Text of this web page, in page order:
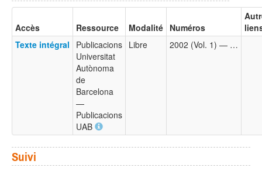
Accès Ressource Modalité Numéros
Texte intégral
Publicacions
Universitat
Autònoma
de
Barcelona
—
Publicacions
UAB
Libre 2002 (Vol. 1) — …
Suivi